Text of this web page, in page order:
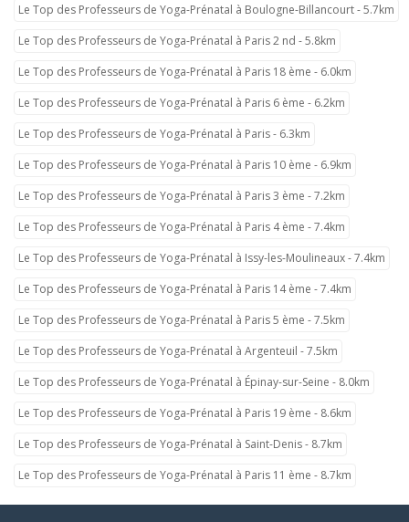
Le Top des Professeurs de Yoga-Prénatal à Boulogne-Billancourt - 5.7km
Le Top des Professeurs de Yoga-Prénatal à Paris 2 nd - 5.8km
Le Top des Professeurs de Yoga-Prénatal à Paris 18 ème - 6.0km
Le Top des Professeurs de Yoga-Prénatal à Paris 6 ème - 6.2km
Le Top des Professeurs de Yoga-Prénatal à Paris - 6.3km
Le Top des Professeurs de Yoga-Prénatal à Paris 10 ème - 6.9km
Le Top des Professeurs de Yoga-Prénatal à Paris 3 ème - 7.2km
Le Top des Professeurs de Yoga-Prénatal à Paris 4 ème - 7.4km
Le Top des Professeurs de Yoga-Prénatal à Issy-les-Moulineaux - 7.4km
Le Top des Professeurs de Yoga-Prénatal à Paris 14 ème - 7.4km
Le Top des Professeurs de Yoga-Prénatal à Paris 5 ème - 7.5km
Le Top des Professeurs de Yoga-Prénatal à Argenteuil - 7.5km
Le Top des Professeurs de Yoga-Prénatal à Épinay-sur-Seine - 8.0km
Le Top des Professeurs de Yoga-Prénatal à Paris 19 ème - 8.6km
Le Top des Professeurs de Yoga-Prénatal à Saint-Denis - 8.7km
Le Top des Professeurs de Yoga-Prénatal à Paris 11 ème - 8.7km